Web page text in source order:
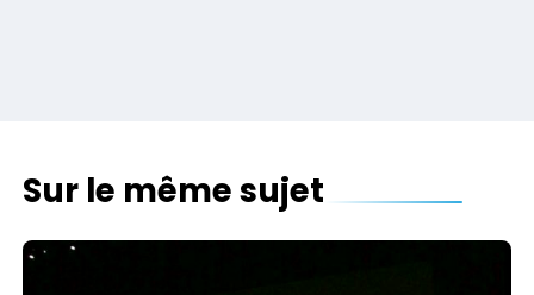
Sur le même sujet